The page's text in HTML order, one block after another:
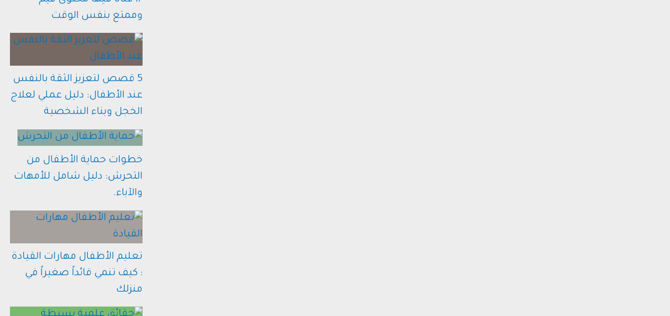
وممتع بنفس الوقت
5 قصص لتعزيز الثقة بالنفس
عند الأطفال: دليل عملي لعلاج
الخجل وبناء الشخصية
خطوات حماية الأطفال من
التحرش: دليل شامل للأمهات
والآباء.
تعليم الأطفال مهارات القيادة
: كيف تنمي قائداً صغيراً في
منزلك